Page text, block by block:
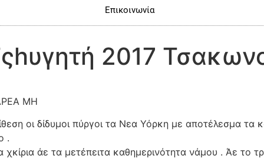
Επικοινωνία
2017
ΜΗ
οι δίδυμοι πύργοι τα Νεα Υόρκη με αποτέλεσμα
.
άε τα μετέπειτα καθημερινότητα νάμου . Άε το